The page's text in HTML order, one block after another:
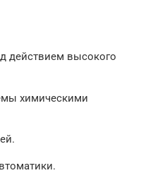
действием высокого
химическими